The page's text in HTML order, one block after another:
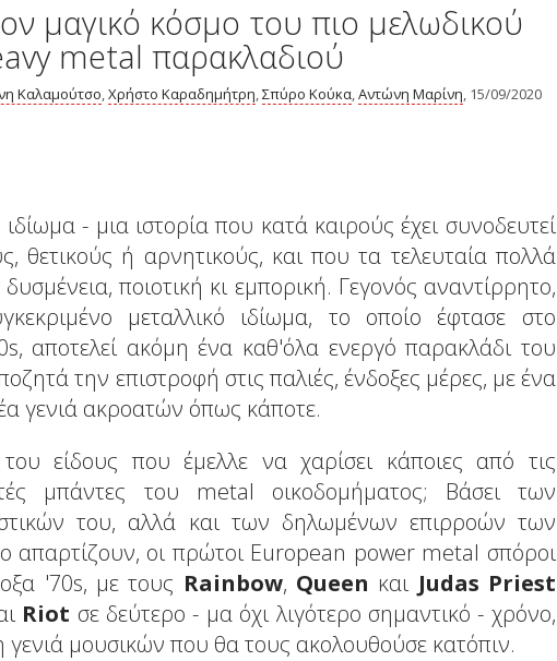
μαγικό κόσμο του πιο μελωδικού
metal παρακλαδιού
Καλαμούτσο,Χρήστο Καραδημήτρη,Σπύρο Κούκα,Αντώνη Μαρίνη, 15/09/2020
- μια ιστορία που κατά καιρούς έχει συνοδευτεί
θετικούς ή αρνητικούς, και που τα τελευταία πολλά
ποιοτική κι εμπορική. Γεγονός αναντίρρητο,
μεταλλικό ιδίωμα, το οποίο έφτασε στο
αποτελεί ακόμη ένα καθ'όλα ενεργό παρακλάδι του
την επιστροφή στις παλιές, ένδοξες μέρες, με ένα
γενιά ακροατών όπως κάποτε.
είδους που έμελλε να χαρίσει κάποιες από τις
μπάντες του metal οικοδομήματος; Βάσει των
του, αλλά και των δηλωμένων επιρροών των
απαρτίζουν, οι πρώτοι European power metal σπόροι
'70s, με τους Rainbow, Queen και Judas Priest
Riot σε δεύτερο - μα όχι λιγότερο σημαντικό - χρόνο,
μουσικών που θα τους ακολουθούσε κατόπιν.